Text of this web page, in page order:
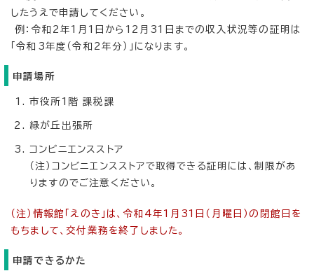
したうえで申請してください。
例：令和2年1月1日から12月31日までの収入状況等の証明は
「令和3年度（令和2年分）」になります。
申請場所
市役所1階 課税課
緑が丘出張所
コンビニエンスストア
（注）コンビニエンスストアで取得できる証明には、制限があ
りますのでご注意ください。
（注）情報館「えのき」は、令和4年1月31日（月曜日）の閉館日を
もちまして、交付業務を終了しました。
申請できるかた